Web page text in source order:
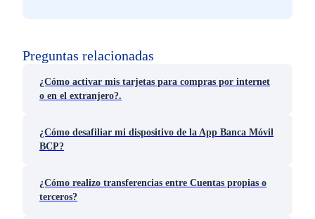
Preguntas relacionadas
¿Cómo activar mis tarjetas para compras por internet
o en el extranjero?.
¿Cómo desafiliar mi dispositivo de la App Banca Móvil
BCP?
¿Cómo realizo transferencias entre Cuentas propias o
terceros?